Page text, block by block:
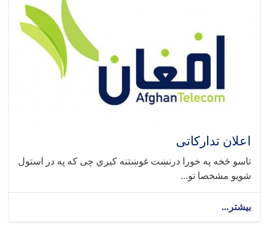
اعلان تدارکاتی
تاسو څخه په خورا درنښت غوښتنه کیږي چی که په در استول
شویو مشخصا تو...
بیشتر...